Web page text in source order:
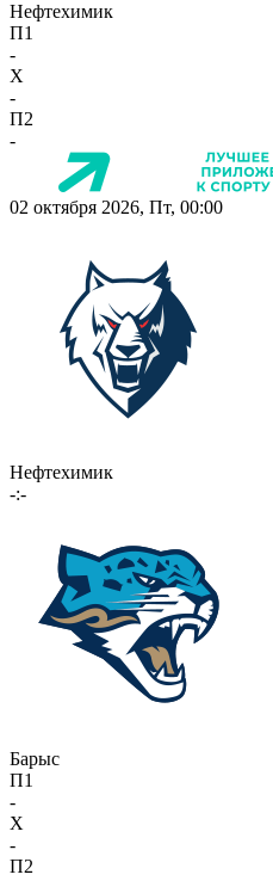
Нефтехимик
П1
-
X
-
П2
-
02 октября 2026, Пт, 00:00
Нефтехимик
-:-
Барыс
П1
-
X
-
П2